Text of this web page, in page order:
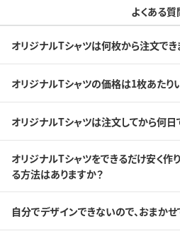
よくある質
オリジナルTシャツは何枚から注文でき
オリジナルTシャツの価格は1枚あたり
オリジナルTシャツは注文してから何日
オリジナルTシャツをできるだけ安く作
る方法はありますか？
自分でデザインできないので、おまかせ